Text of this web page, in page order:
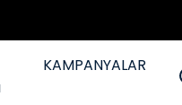
KAMPANYALAR